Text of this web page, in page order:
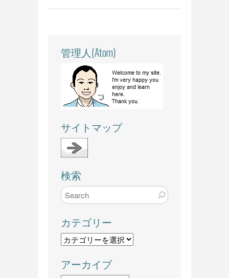
管理人(Atom)
サイトマップ
検索
カテゴリー
カ
ゴ
リ
アーカイブ